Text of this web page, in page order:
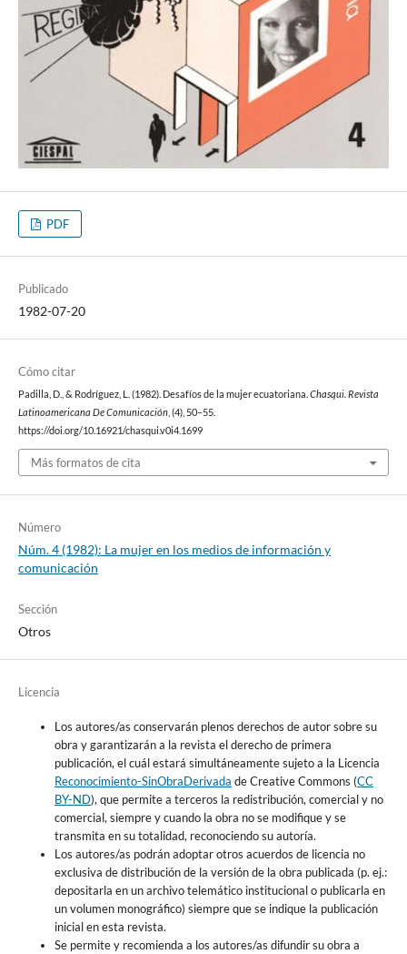
PDF
Publicado
1982-07-20
Cómo citar
Padilla, D., & Rodríguez, L. (1982). Desafíos de la mujer ecuatoriana. Chasqui. Revista
Latinoamericana De Comunicación, (4), 50–55.
https://doi.org/10.16921/chasqui.v0i4.1699
Más formatos de cita
Número
Núm. 4 (1982): La mujer en los medios de información y
comunicación
Sección
Otros
Licencia
Los autores/as conservarán plenos derechos de autor sobre su
obra y garantizarán a la revista el derecho de primera
publicación, el cuál estará simultáneamente sujeto a la Licencia
Reconocimiento-SinObraDerivada de Creative Commons (CC
BY-ND), que permite a terceros la redistribución, comercial y no
comercial, siempre y cuando la obra no se modifique y se
transmita en su totalidad, reconociendo su autoría.
Los autores/as podrán adoptar otros acuerdos de licencia no
exclusiva de distribución de la versión de la obra publicada (p. ej.:
depositarla en un archivo telemático institucional o publicarla en
un volumen monográfico) siempre que se indique la publicación
inicial en esta revista.
Se permite y recomienda a los autores/as difundir su obra a